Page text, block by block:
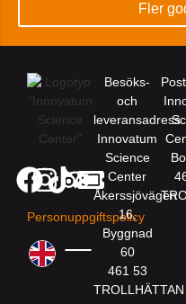
Fler
Personuppgiftspolicy
Besöks-
och
leveransadress:
Innovatum
Science
Center
Åkerssjövägen
16,
Byggnad
60
461 53
TROLLHÄTTAN